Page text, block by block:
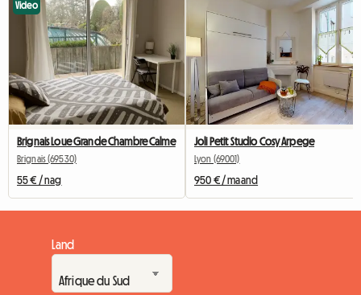
Video
Brignais Loue Grande Chambre Calme
Brignais (69530)
55 € / nag
Joli Petit Studio Cosy Arpege
Lyon (69001)
950 € / maand
Land